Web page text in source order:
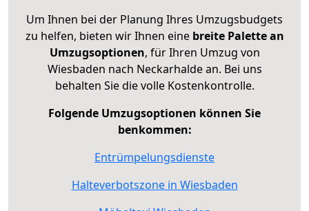
Um Ihnen bei der Planung Ihres Umzugsbudgets
zu helfen, bieten wir Ihnen eine breite Palette an
Umzugsoptionen, für Ihren Umzug von
Wiesbaden nach Neckarhalde an. Bei uns
behalten Sie die volle Kostenkontrolle.
Folgende Umzugsoptionen können Sie
benkommen:
Entrümpelungsdienste
Halteverbotszone in Wiesbaden